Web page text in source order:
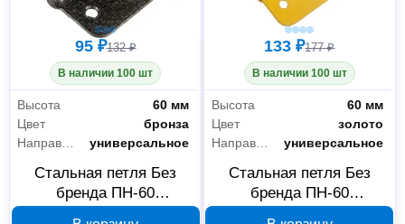
95 ₽132 ₽
В наличии 100 шт
Высота
60 мм
Цвет
бронза
универсальное
Стальная петля Без
бренда ПН-60
133 ₽177 ₽
В наличии 100 шт
Высота
60 мм
Цвет
золото
Направление открывания
универсальное
Стальная петля Без
бренда ПН-60